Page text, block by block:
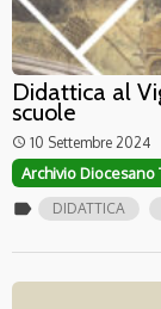
Didattica al
scuole
access_time 10 Settembre 2024
Archivio
label DIDATTICA